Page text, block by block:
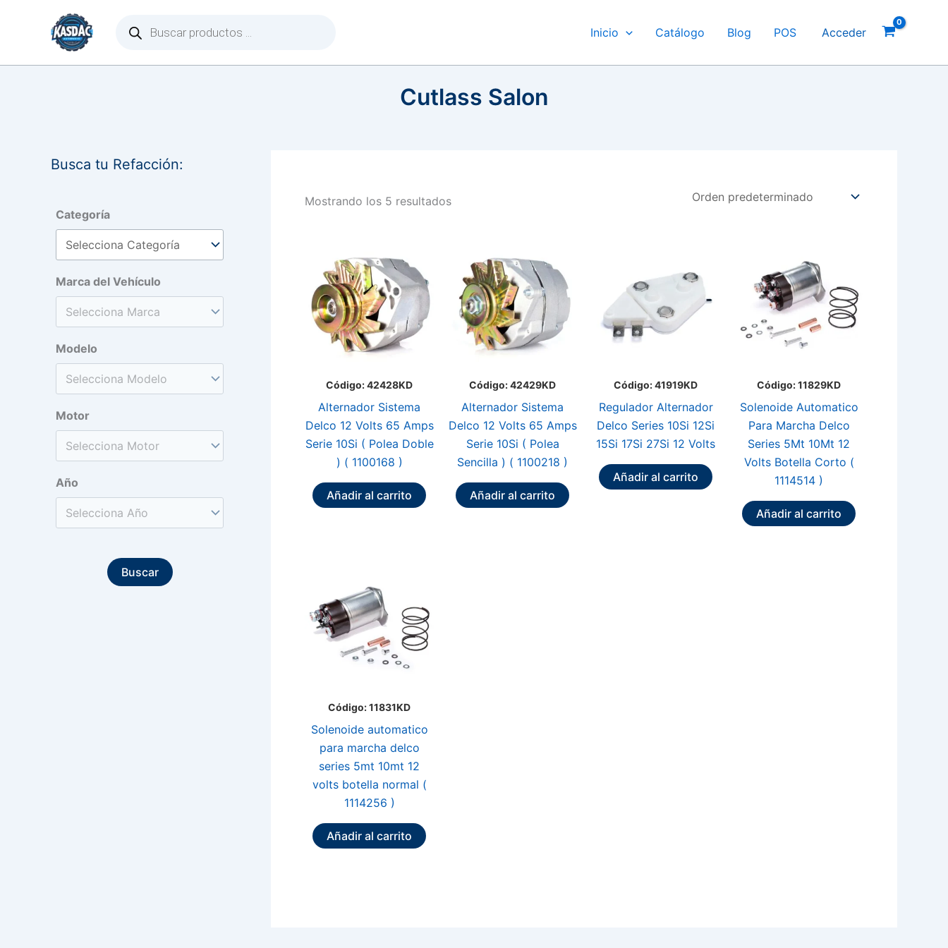
contenido
productos
Inicio Catálogo Blog POS Acceder
Cutlass Salon
Busca tu Refacción:
Categoría
Marca del Vehículo
Modelo
Motor
Año
Buscar
Mostrando los 5 resultados
Código: 42428KD
Alternador Sistema
Delco 12 Volts 65 Amps
Serie 10Si ( Polea Doble
) ( 1100168 )
Añadir al carrito
Código: 42429KD
Alternador Sistema
Delco 12 Volts 65 Amps
Serie 10Si ( Polea
Sencilla ) ( 1100218 )
Añadir al carrito
Código: 41919KD
Regulador Alternador
Delco Series 10Si 12Si
15Si 17Si 27Si 12 Volts
Añadir al carrito
Código: 11829KD
Solenoide Automatico
Para Marcha Delco
Series 5Mt 10Mt 12
Volts Botella Corto (
1114514 )
Añadir al carrito
Código: 11831KD
Solenoide automatico
para marcha delco
series 5mt 10mt 12
volts botella normal (
1114256 )
Añadir al carrito